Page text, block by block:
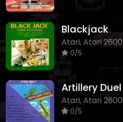
Blackjack
Atari, Atari 2600
0/5
Artillery Duel
Atari, Atari 2600
0/5